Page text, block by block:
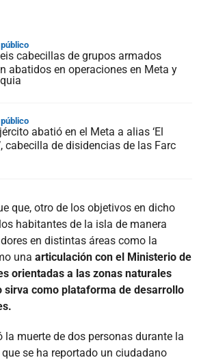
cabecillas de grupos armados
abatidos en operaciones en Meta y
abatió en el Meta a alias ‘El
cabecilla de disidencias de las Farc
que, otro de los objetivos en dicho
habitantes de la isla de manera
en distintas áreas como la
una articulación con el Ministerio de
orientadas a las zonas naturales
sirva como plataforma de desarrollo
la muerte de dos personas durante la
se ha reportado un ciudadano